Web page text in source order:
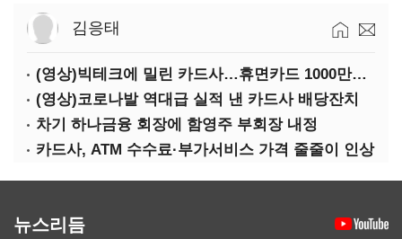
김응태
(영상)빅테크에 밀린 카드사…휴면카드 1000만장 육박
(영상)코로나발 역대급 실적 낸 카드사 배당잔치
차기 하나금융 회장에 함영주 부회장 내정
카드사, ATM 수수료·부가서비스 가격 줄줄이 인상
뉴스리듬